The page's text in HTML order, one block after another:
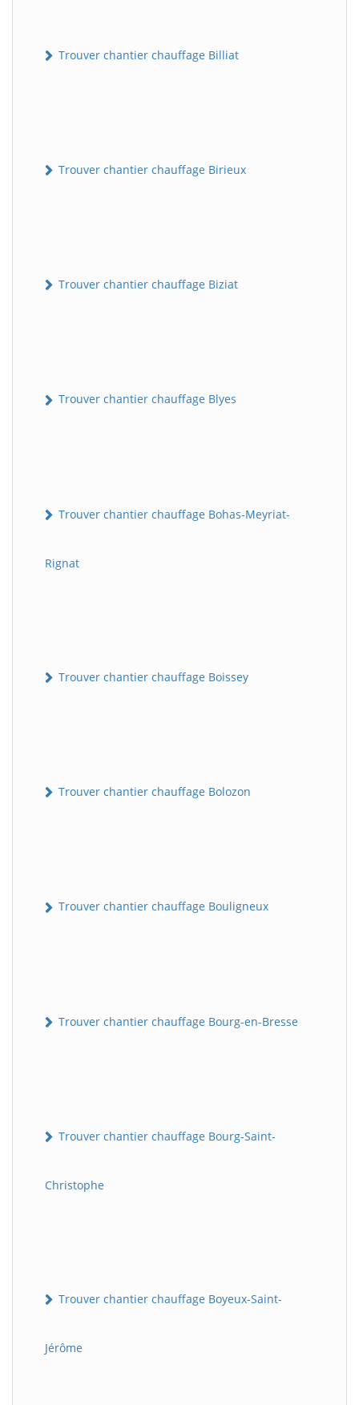
Trouver chantier chauffage Billiat
Trouver chantier chauffage Birieux
Trouver chantier chauffage Biziat
Trouver chantier chauffage Blyes
Trouver chantier chauffage Bohas-Meyriat-
Rignat
Trouver chantier chauffage Boissey
Trouver chantier chauffage Bolozon
Trouver chantier chauffage Bouligneux
Trouver chantier chauffage Bourg-en-Bresse
Trouver chantier chauffage Bourg-Saint-
Christophe
Trouver chantier chauffage Boyeux-Saint-
Jérôme